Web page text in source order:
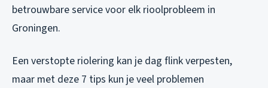
betrouwbare service voor elk rioolprobleem in
Groningen.
Een verstopte riolering kan je dag flink verpesten,
maar met deze 7 tips kun je veel problemen